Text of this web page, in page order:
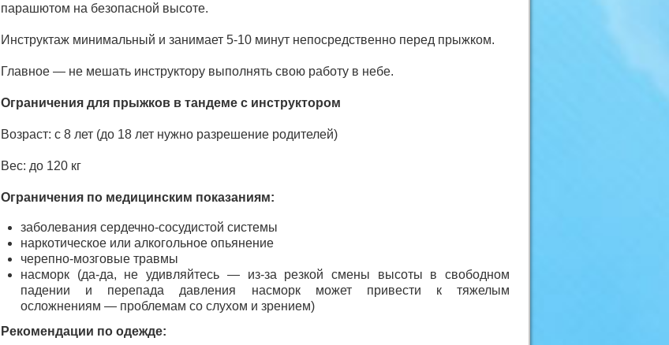
парашютом на безопасной высоте.
Инструктаж минимальный и занимает 5-10 минут непосредственно перед прыжком.
Главное — не мешать инструктору выполнять свою работу в небе.
Ограничения для прыжков в тандеме с инструктором
Возраст: с 8 лет (до 18 лет нужно разрешение родителей)
Вес: до 120 кг
Ограничения по медицинским показаниям:
заболевания сердечно-сосудистой системы
наркотическое или алкогольное опьянение
черепно-мозговые травмы
насморк (да-да, не удивляйтесь — из-за резкой смены высоты в свободном
падении и перепада давления насморк может привести к тяжелым
осложнениям — проблемам со слухом и зрением)
Рекомендации по одежде: